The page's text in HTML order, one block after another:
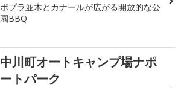
ポプラ並木とカナールが広がる開放的な公
園BBQ
中川町オートキャンプ場ナポ
ートパーク